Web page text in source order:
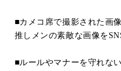
■カメコ席で撮影された画
推しメンの素敵な画像を
■ルールやマナーを守れな